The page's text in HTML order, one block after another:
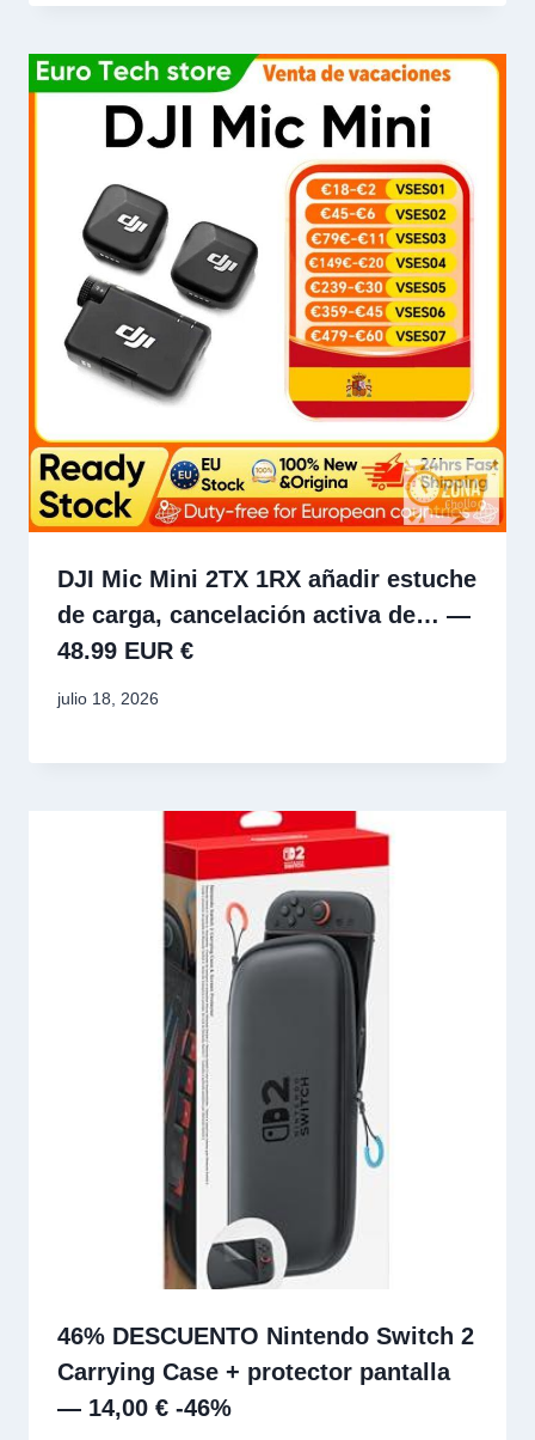
DJI Mic Mini 2TX 1RX añadir estuche
de carga, cancelación activa de… —
48.99 EUR €
julio 18, 2026
46% DESCUENTO Nintendo Switch 2
Carrying Case + protector pantalla
— 14,00 € -46%